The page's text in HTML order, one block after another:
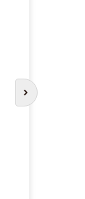
次のスライド